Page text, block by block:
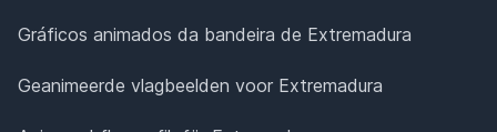
Gráficos animados da bandeira de Extremadura
Geanimeerde vlagbeelden voor Extremadura